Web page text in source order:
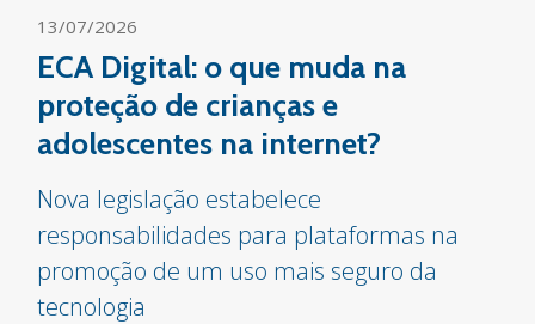
13/07/2026
ECA Digital: o que muda na
proteção de crianças e
adolescentes na internet?
Nova legislação estabelece
responsabilidades para plataformas na
promoção de um uso mais seguro da
tecnologia